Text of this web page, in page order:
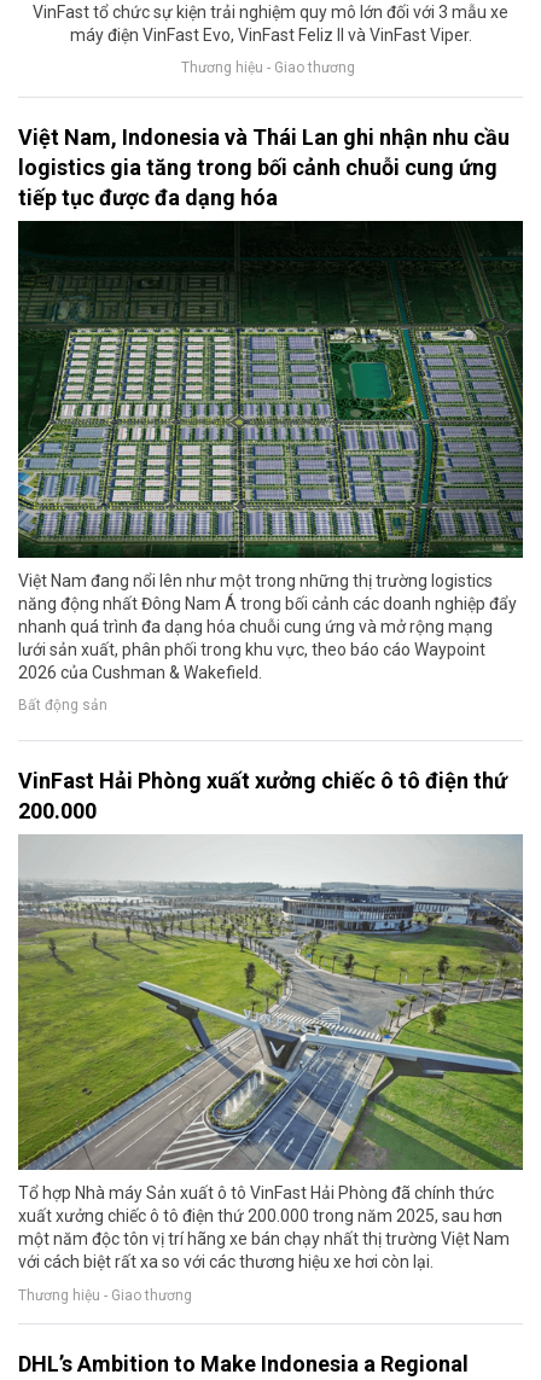
VinFast tổ chức sự kiện trải nghiệm quy mô lớn đối với 3 mẫu xe
máy điện VinFast Evo, VinFast Feliz II và VinFast Viper.
Thương hiệu - Giao thương
Việt Nam, Indonesia và Thái Lan ghi nhận nhu cầu
logistics gia tăng trong bối cảnh chuỗi cung ứng
tiếp tục được đa dạng hóa
Việt Nam đang nổi lên như một trong những thị trường logistics
năng động nhất Đông Nam Á trong bối cảnh các doanh nghiệp đẩy
nhanh quá trình đa dạng hóa chuỗi cung ứng và mở rộng mạng
lưới sản xuất, phân phối trong khu vực, theo báo cáo Waypoint
2026 của Cushman & Wakefield.
Bất động sản
VinFast Hải Phòng xuất xưởng chiếc ô tô điện thứ
200.000
Tổ hợp Nhà máy Sản xuất ô tô VinFast Hải Phòng đã chính thức
xuất xưởng chiếc ô tô điện thứ 200.000 trong năm 2025, sau hơn
một năm độc tôn vị trí hãng xe bán chạy nhất thị trường Việt Nam
với cách biệt rất xa so với các thương hiệu xe hơi còn lại.
Thương hiệu - Giao thương
DHL’s Ambition to Make Indonesia a Regional